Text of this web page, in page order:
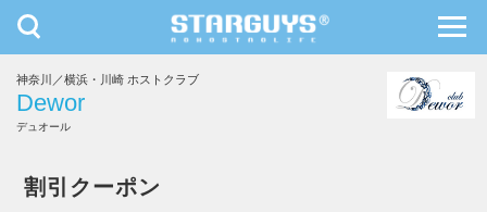
九州・沖縄 北海道・東北
toggle
navigation
神奈川／横浜・川崎 ホストクラブ
Dewor
デュオール
割引クーポン